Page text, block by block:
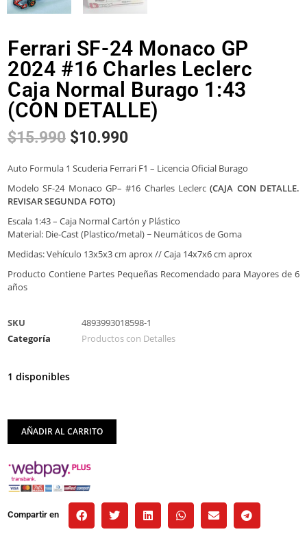
Ferrari SF-24 Monaco GP
2024 #16 Charles Leclerc
Caja Normal Burago 1:43
(CON DETALLE)
$15.990 $10.990
Auto Formula 1 Scuderia Ferrari F1 – Licencia Oficial Burago
Modelo SF-24 Monaco GP– #16 Charles Leclerc(CAJA CON DETALLE.
REVISAR SEGUNDA FOTO)
Escala 1:43 – Caja Normal Cartón y Plástico
Material: Die-Cast (Plastico/metal) ~ Neumáticos de Goma
Medidas: Vehículo 13x5x3 cm aprox // Caja 14x7x6 cm aprox
Producto Contiene Partes Pequeñas Recomendado para Mayores de 6
años
SKU
4893993018598-1
Categoría
Productos con Detalles
1 disponibles
AÑADIR AL CARRITO
Compartir en